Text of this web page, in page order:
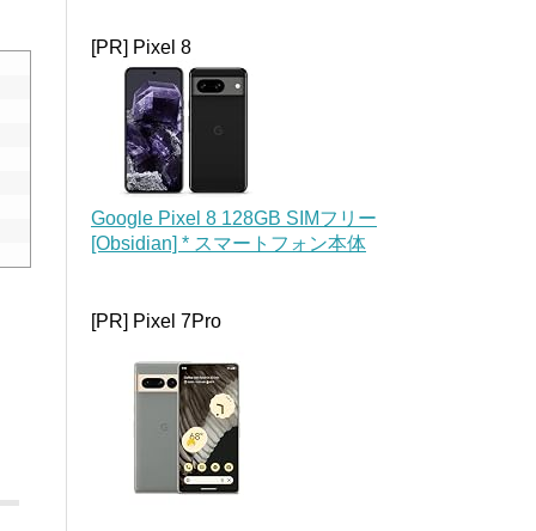
[PR] Pixel 8
Google Pixel 8 128GB SIMフリー
[Obsidian] * スマートフォン本体
[PR] Pixel 7Pro